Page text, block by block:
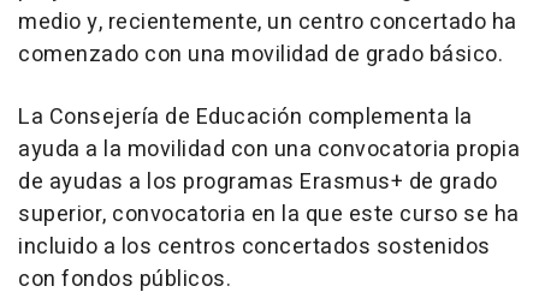
medio y, recientemente, un centro concertado ha
comenzado con una movilidad de grado básico.
La Consejería de Educación complementa la
ayuda a la movilidad con una convocatoria propia
de ayudas a los programas Erasmus+ de grado
superior, convocatoria en la que este curso se ha
incluido a los centros concertados sostenidos
con fondos públicos.